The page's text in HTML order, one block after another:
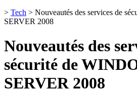
> Tech > Nouveautés des services de
SERVER 2008
Nouveautés des
sécurité de
SERVER 2008